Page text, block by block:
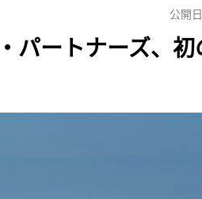
公開
パートナーズ、